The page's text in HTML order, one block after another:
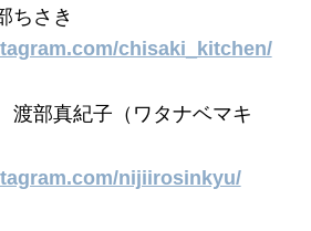
ちさき
chisaki_kitchen/
部真紀子（ワタナベマキ
nijiirosinkyu/